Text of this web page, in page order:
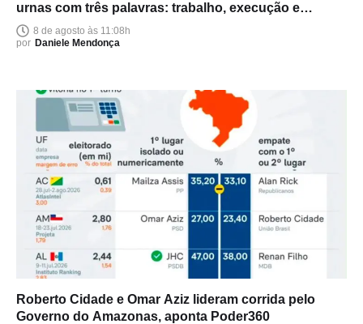
urnas com três palavras: trabalho, execução e
entrega
8 de agosto às 11:08h
por Daniele Mendonça
Roberto Cidade e Omar Aziz lideram corrida pelo
Governo do Amazonas, aponta Poder360